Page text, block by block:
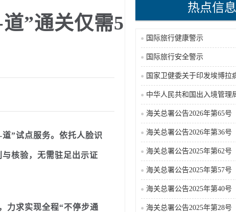
”通关仅需5
”试点服务。依托人脸识
核验，无需驻足出示证
求实现全程“不停步通
热点信息
国际旅行健康警示
国际旅行安全警示